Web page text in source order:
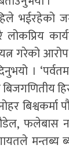
भईरहेको
गरेको
।
बिश्वकर्मा
फलेबास
मन्तब्य